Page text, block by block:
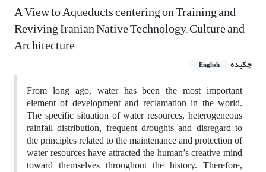
A View to Aqueducts centering on Training and
Reviving Iranian Native Technology, Culture and
Architecture
چکیده English
From long ago, water has been the most important
element of development and reclamation in the world.
The specific situation of water resources, heterogeneous
rainfall distribution, frequent droughts and disregard to
the principles related to the maintenance and protection of
water resources have attracted the human’s creative mind
toward themselves throughout the history. Therefore,